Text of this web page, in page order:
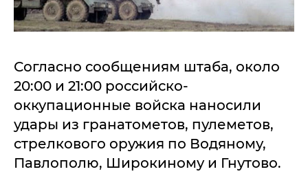
Согласно сообщениям штаба, около
20:00 и 21:00 российско-
оккупационные войска наносили
удары из гранатометов, пулеметов,
стрелкового оружия по Водяному,
Павлополю, Широкиному и Гнутово.